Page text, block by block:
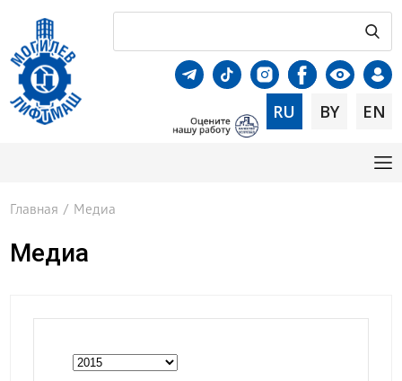
RU BY EN
Главная / Медиа
Медиа